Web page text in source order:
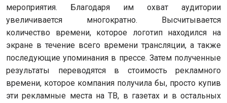
мероприятия. Благодаря им охват аудитории
увеличивается многократно. Высчитывается
количество времени, которое логотип находился на
экране в течение всего времени трансляции, а также
последующие упоминания в прессе. Затем полученные
результаты переводятся в стоимость рекламного
времени, которое компания получила бы, просто купив
эти рекламные места на ТВ, в газетах и в остальных